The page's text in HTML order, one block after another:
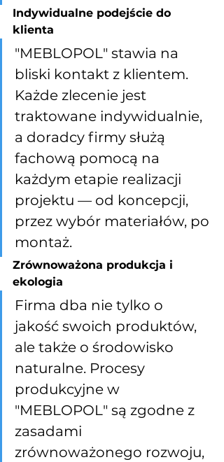
Indywidualne podejście do
klienta
"MEBLOPOL" stawia na
bliski kontakt z klientem.
Każde zlecenie jest
traktowane indywidualnie,
a doradcy firmy służą
fachową pomocą na
każdym etapie realizacji
projektu — od koncepcji,
przez wybór materiałów, po
montaż.
Zrównoważona produkcja i
ekologia
Firma dba nie tylko o
jakość swoich produktów,
ale także o środowisko
naturalne. Procesy
produkcyjne w
"MEBLOPOL" są zgodne z
zasadami
zrównoważonego rozwoju,